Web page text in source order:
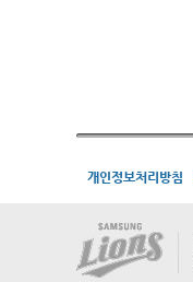
개인정보처리방침